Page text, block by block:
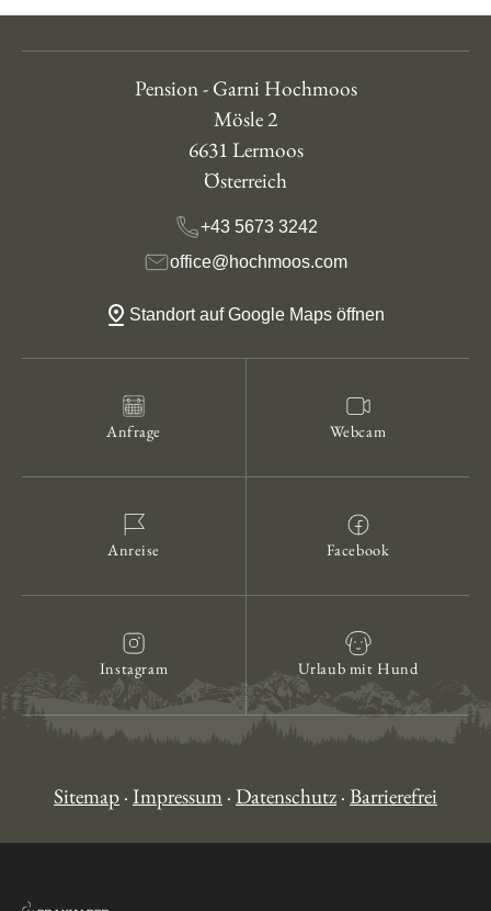
Anfrage Webcam
Anreise Facebook
Instagram Urlaub mit Hund
Pension - Garni Hochmoos
Mösle 2
6631 Lermoos
Österreich
+43 5673 3242
office@hochmoos.com
Standort auf Google Maps öffnen
Sitemap · Impressum · Datenschutz · Barrierefrei